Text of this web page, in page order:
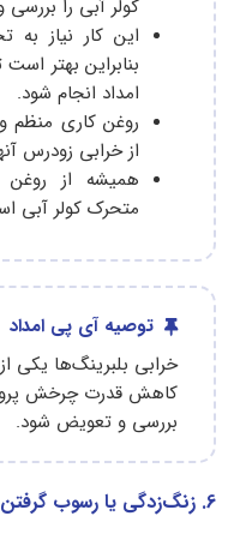
کولر آبی را
این کار نیاز
بنابراین بهتر
امداد انجام شود.
روغن کاری منظم
از خرابی زودرس
همیشه از
متحرک کولر آبی
توصیه آی پی امداد
خرابی بلبرینگ‌ها یکی
کاهش قدرت چرخش
بررسی و تعویض شود.
6. زنگ‌زدگی یا رسوب گرفتن محور پروانه